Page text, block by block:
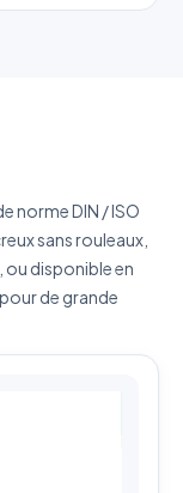
norme DIN / ISO
sans rouleaux,
ou disponible en
de grande
jamais